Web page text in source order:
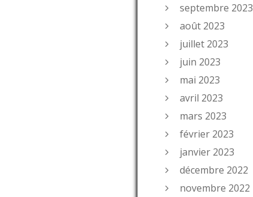
septembre 2023
août 2023
juillet 2023
juin 2023
mai 2023
avril 2023
mars 2023
février 2023
janvier 2023
décembre 2022
novembre 2022